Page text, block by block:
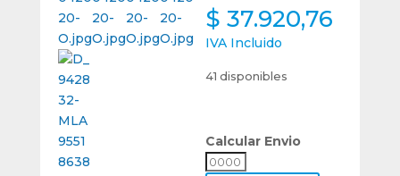
$ 37.920,76
IVA Incluido
41 disponibles
Calcular Envio
Calcular